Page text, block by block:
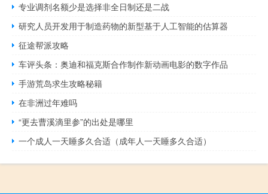
专业调剂名额少是选择非全日制还是二战
研究人员开发用于制造药物的新型基于人工智能的估算器
征途帮派攻略
车评头条：奥迪和福克斯合作制作新动画电影的数字作品
手游荒岛求生攻略秘籍
在非洲过年难吗
“更去曹溪滴里参”的出处是哪里
一个成人一天睡多久合适（成年人一天睡多久合适）